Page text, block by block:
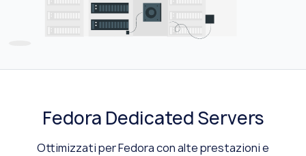
Fedora Dedicated Servers
Ottimizzati per Fedora con alte prestazioni e